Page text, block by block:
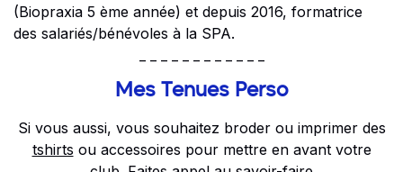
(Biopraxia 5 ème année) et depuis 2016, formatrice
des salariés/bénévoles à la SPA.
Mes Tenues Perso
Si vous aussi, vous souhaitez broder ou imprimer des
tshirts ou accessoires pour mettre en avant votre